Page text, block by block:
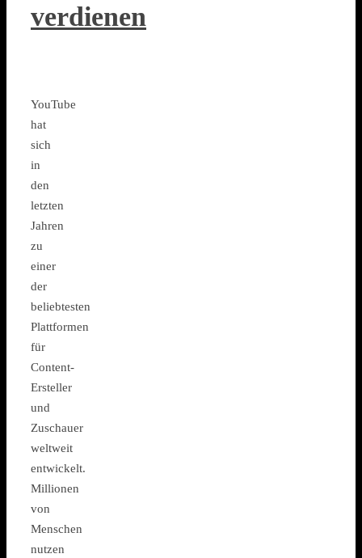
verdienen
YouTube
hat
sich
in
den
letzten
Jahren
zu
einer
der
beliebtesten
Plattformen
für
Content-
Ersteller
und
Zuschauer
weltweit
entwickelt.
Millionen
von
Menschen
nutzen